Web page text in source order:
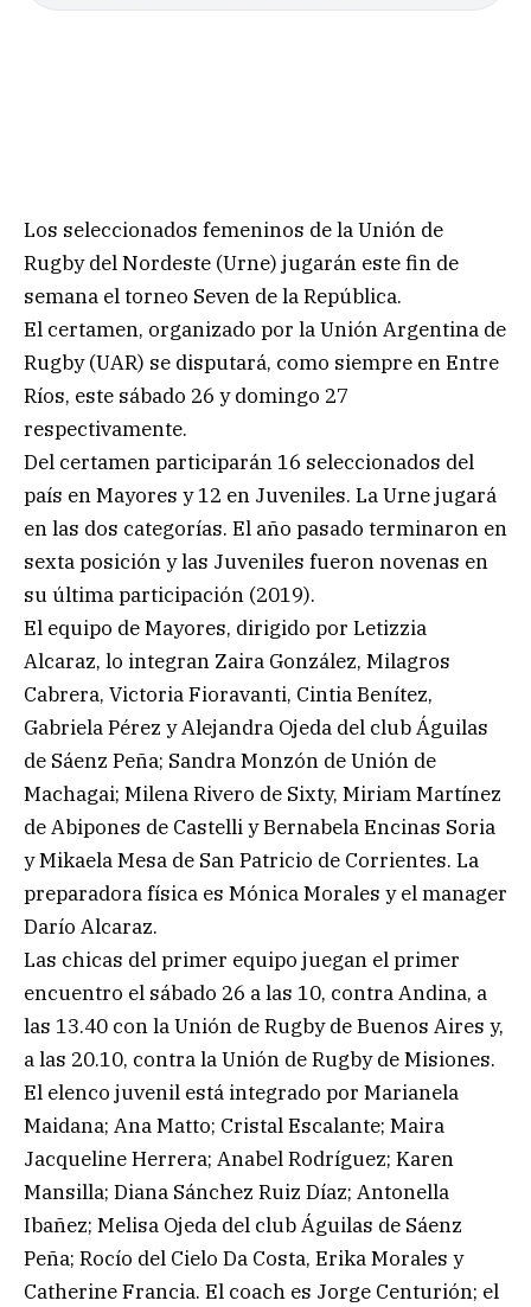
Los seleccionados femeninos de la Unión de
Rugby del Nordeste (Urne) jugarán este fin de
semana el torneo Seven de la República.
El certamen, organizado por la Unión Argentina de
Rugby (UAR) se disputará, como siempre en Entre
Ríos, este sábado 26 y domingo 27
respectivamente.
Del certamen participarán 16 seleccionados del
país en Mayores y 12 en Juveniles. La Urne jugará
en las dos categorías. El año pasado terminaron en
sexta posición y las Juveniles fueron novenas en
su última participación (2019).
El equipo de Mayores, dirigido por Letizzia
Alcaraz, lo integran Zaira González, Milagros
Cabrera, Victoria Fioravanti, Cintia Benítez,
Gabriela Pérez y Alejandra Ojeda del club Águilas
de Sáenz Peña; Sandra Monzón de Unión de
Machagai; Milena Rivero de Sixty, Miriam Martínez
de Abipones de Castelli y Bernabela Encinas Soria
y Mikaela Mesa de San Patricio de Corrientes. La
preparadora física es Mónica Morales y el manager
Darío Alcaraz.
Las chicas del primer equipo juegan el primer
encuentro el sábado 26 a las 10, contra Andina, a
las 13.40 con la Unión de Rugby de Buenos Aires y,
a las 20.10, contra la Unión de Rugby de Misiones.
El elenco juvenil está integrado por Marianela
Maidana; Ana Matto; Cristal Escalante; Maira
Jacqueline Herrera; Anabel Rodríguez; Karen
Mansilla; Diana Sánchez Ruiz Díaz; Antonella
Ibañez; Melisa Ojeda del club Águilas de Sáenz
Peña; Rocío del Cielo Da Costa, Erika Morales y
Catherine Francia. El coach es Jorge Centurión; el